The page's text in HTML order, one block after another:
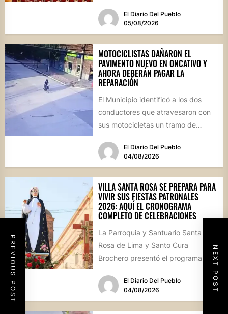
PREVIOUS POST NEXT POST
El Diario Del Pueblo
05/08/2026
MOTOCICLISTAS DAÑARON EL
PAVIMENTO NUEVO EN ONCATIVO Y
AHORA DEBERÁN PAGAR LA
REPARACIÓN
El Municipio identificó a los dos
conductores que atravesaron con
sus motocicletas un tramo de
calle...
El Diario Del Pueblo
04/08/2026
VILLA SANTA ROSA SE PREPARA PARA
VIVIR SUS FIESTAS PATRONALES
2026: AQUÍ EL CRONOGRAMA
COMPLETO DE CELEBRACIONES
La Parroquia y Santuario Santa
Rosa de Lima y Santo Cura
Brochero presentó el programa
El Diario Del Pueblo
04/08/2026